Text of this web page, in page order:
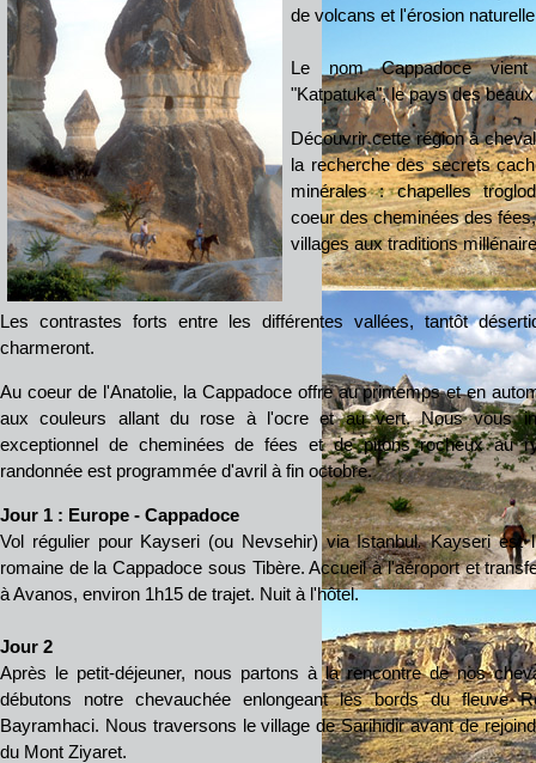
de volcans et l'érosion
Le nom Cappadoce
"Katpatuka", le pays des
Découvrir cette région à
la recherche des secrets
minérales : chapelles
coeur des cheminées des
villages aux traditions
Les contrastes forts entre les différentes vallées, tantôt
charmeront.
Au coeur de l'Anatolie, la Cappadoce offre au printemps et en
aux couleurs allant du rose à l'ocre et au vert. Nous vous
exceptionnel de cheminées de fées et de pitons rocheux au
randonnée est programmée d'avril à fin octobre.
Jour 1 : Europe - Cappadoce
Vol régulier pour Kayseri (ou Nevsehir) via Istanbul.Kayseri est
romaine de la Cappadoce sous Tibère. Accueil à l'aéroport et
à Avanos, environ 1h15 de trajet. Nuit à l'hôtel.
Jour 2
Après le petit-déjeuner, nous partons à la rencontre de nos
débutons notre chevauchée enlongeant les bords du fleuve
Bayramhaci. Nous traversons le village de Sarihidir avant de
du Mont Ziyaret.